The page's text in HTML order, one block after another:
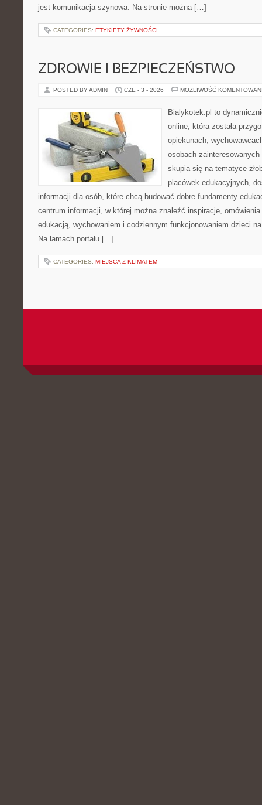
jest komunikacja szynowa. Na stronie można […]
CATEGORIES: ETYKIETY ŻYWNOŚCI
ZDROWIE I BEZPIECZEŃSTWO
POSTED BY ADMIN CZE - 3 - 2026 MOŻLIWOŚĆ
Bialykotek.pl to
online, która została
opiekunach,
osobach
skupia się na tematyce
placówek edukacyjnych,
informacji dla osób, które chcą budować dobre fundamenty
centrum informacji, w której można znaleźć inspiracje,
edukacją, wychowaniem i codziennym funkcjonowaniem dzieci
Na łamach portalu […]
CATEGORIES: MIEJSCA Z KLIMATEM